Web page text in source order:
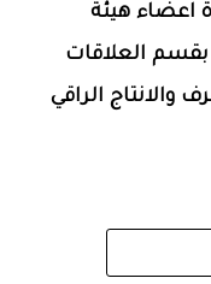
اعضاء هيئة
بقسم العلاقات
والانتاج الراقي